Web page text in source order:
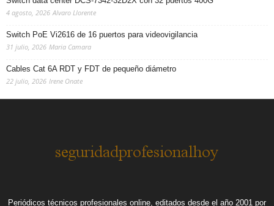
4 agosto, 2026 Alvaro Llorente
Switch PoE Vi2616 de 16 puertos para videovigilancia
31 julio, 2026 Maria Camara
Cables Cat 6A RDT y FDT de pequeño diámetro
22 julio, 2026 Irene Onate
Periódicos técnicos profesionales online, editados desde el año 2001 por